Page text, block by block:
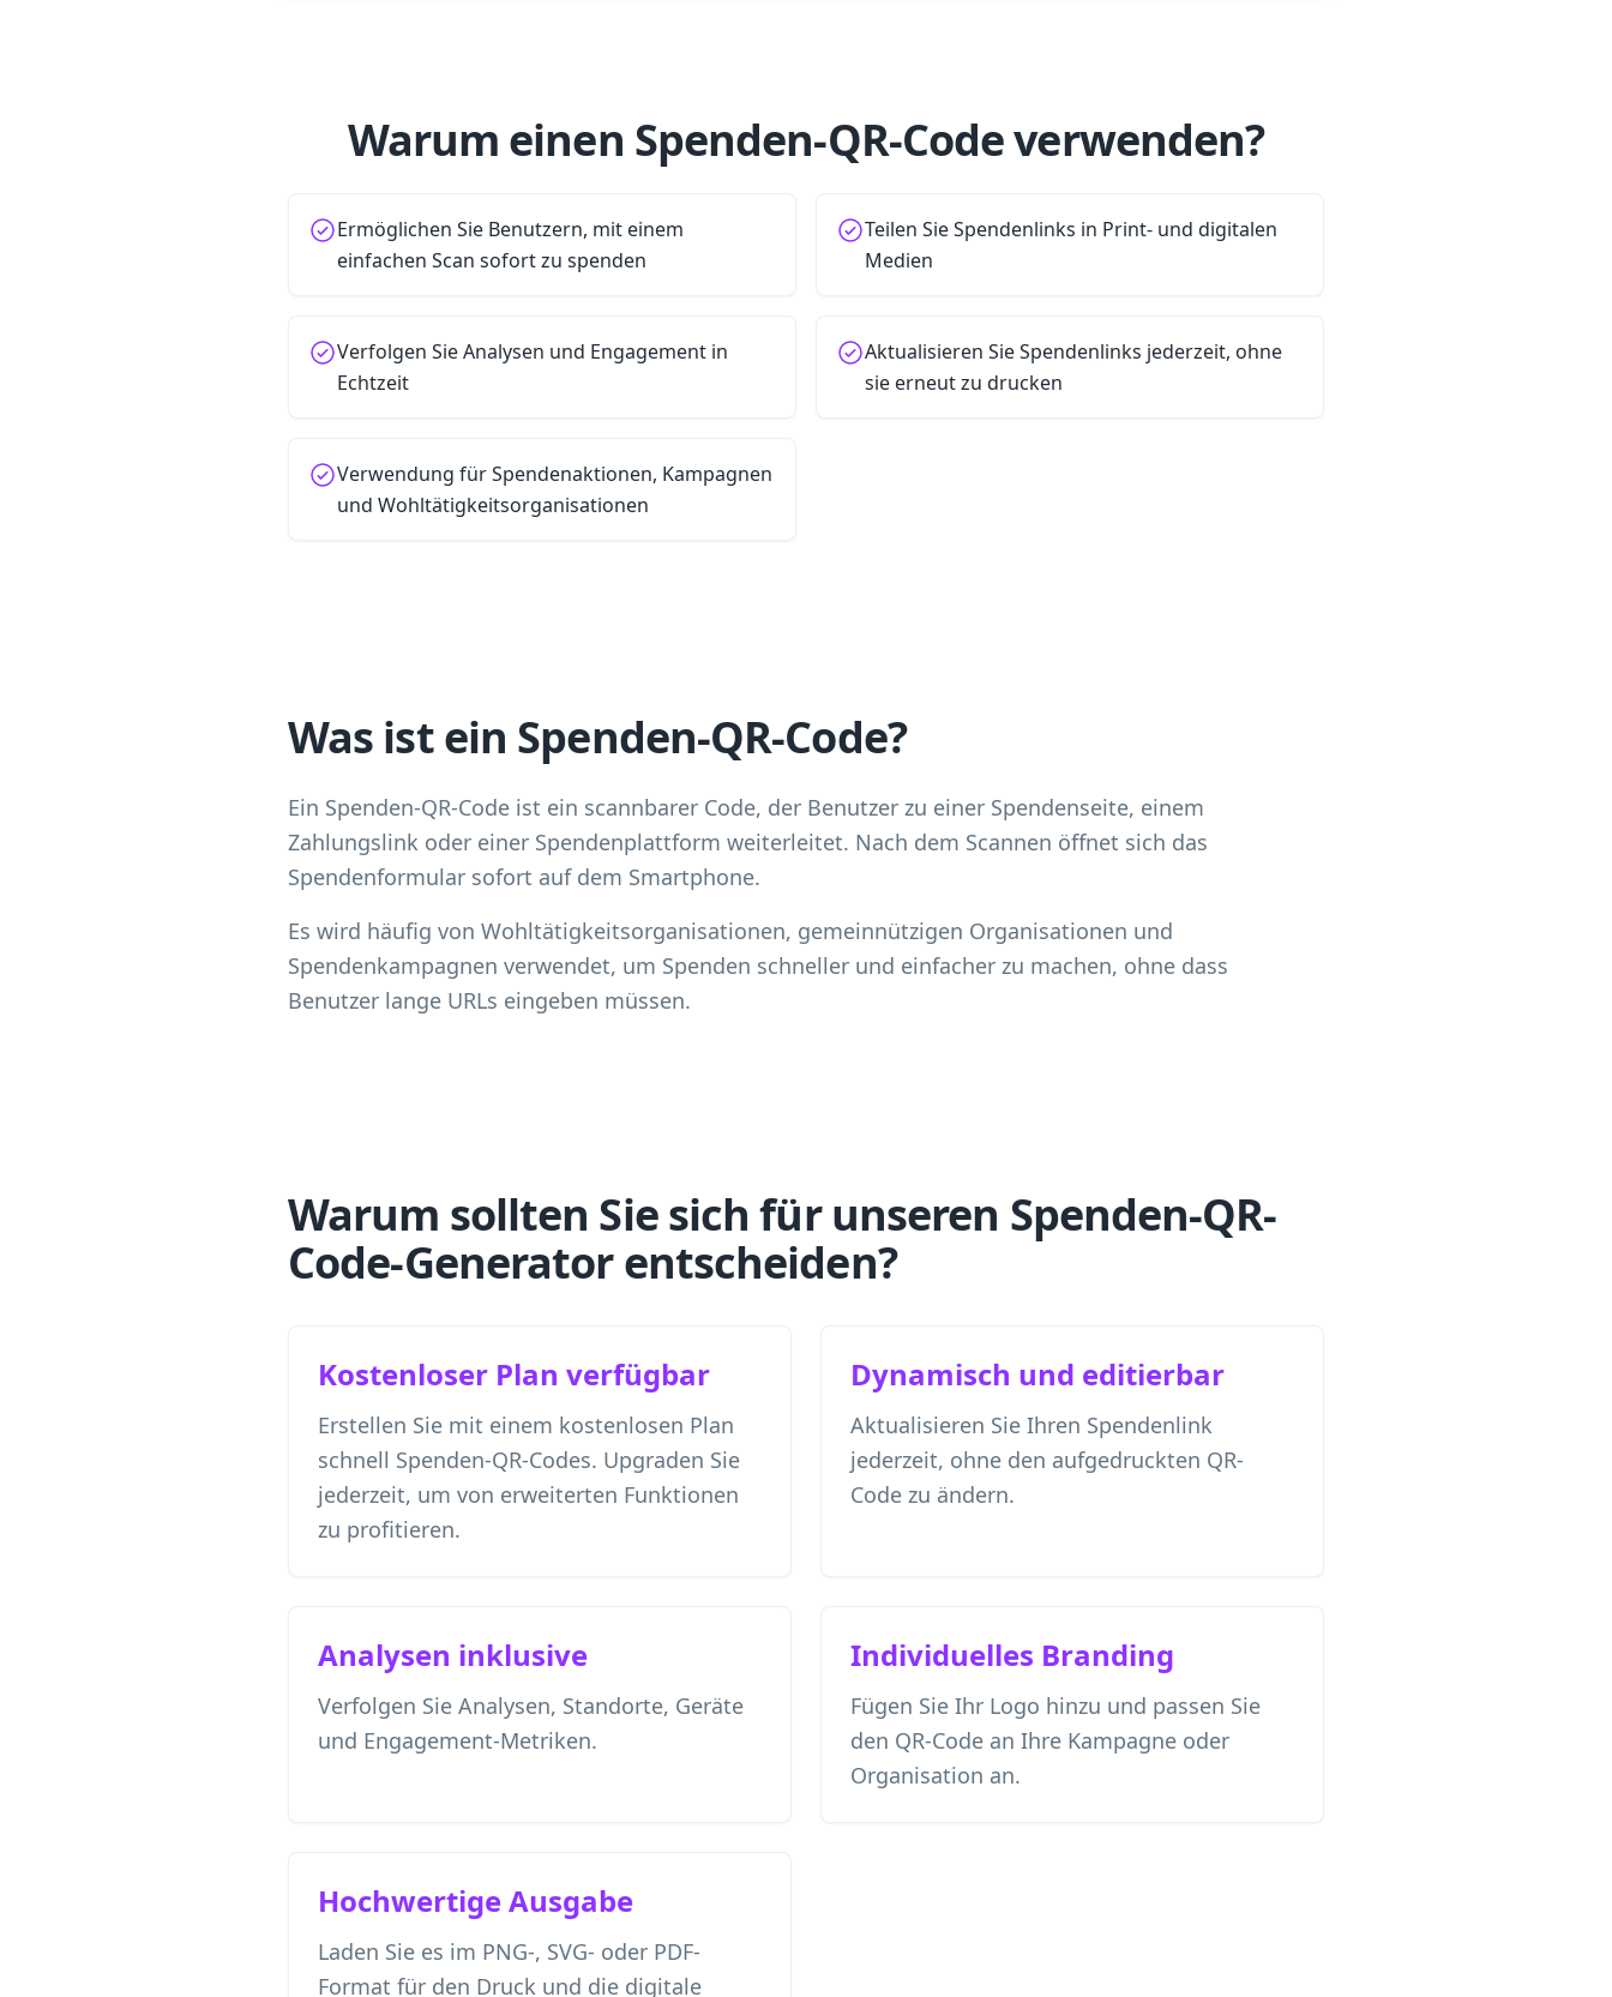
Warum einen Spenden-QR-Code verwenden?
Ermöglichen Sie Benutzern, mit einem
einfachen Scan sofort zu spenden
Teilen Sie Spendenlinks in Print- und digitalen
Medien
Verfolgen Sie Analysen und Engagement in
Echtzeit
Aktualisieren Sie Spendenlinks jederzeit, ohne
sie erneut zu drucken
Verwendung für Spendenaktionen, Kampagnen
und Wohltätigkeitsorganisationen
Was ist ein Spenden-QR-Code?
Ein Spenden-QR-Code ist ein scannbarer Code, der Benutzer zu einer Spendenseite, einem
Zahlungslink oder einer Spendenplattform weiterleitet. Nach dem Scannen öffnet sich das
Spendenformular sofort auf dem Smartphone.
Es wird häufig von Wohltätigkeitsorganisationen, gemeinnützigen Organisationen und
Spendenkampagnen verwendet, um Spenden schneller und einfacher zu machen, ohne dass
Benutzer lange URLs eingeben müssen.
Warum sollten Sie sich für unseren Spenden-QR-
Code-Generator entscheiden?
Kostenloser Plan verfügbar
Erstellen Sie mit einem kostenlosen Plan
schnell Spenden-QR-Codes. Upgraden Sie
jederzeit, um von erweiterten Funktionen
zu profitieren.
Dynamisch und editierbar
Aktualisieren Sie Ihren Spendenlink
jederzeit, ohne den aufgedruckten QR-
Code zu ändern.
Analysen inklusive
Verfolgen Sie Analysen, Standorte, Geräte
und Engagement-Metriken.
Individuelles Branding
Fügen Sie Ihr Logo hinzu und passen Sie
den QR-Code an Ihre Kampagne oder
Organisation an.
Hochwertige Ausgabe
Laden Sie es im PNG-, SVG- oder PDF-
Format für den Druck und die digitale